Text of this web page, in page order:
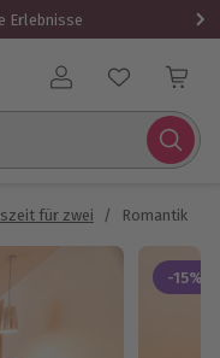
Erlebnisse
Benutzerkonto
für zwei /
-15%